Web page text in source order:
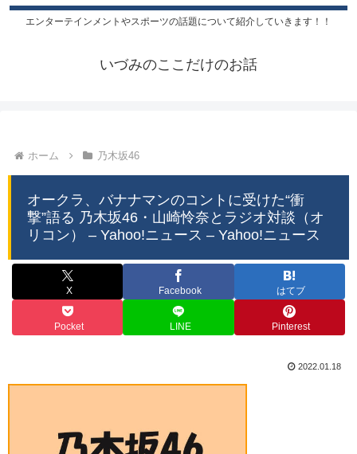
エンターテインメントやスポーツの話題について紹介していきます！！
いづみのここだけのお話
ホーム 乃木坂46
オークラ、バナナマンのコントに受けた“衝
撃”語る 乃木坂46・山崎怜奈とラジオ対談（オ
リコン） – Yahoo!ニュース – Yahoo!ニュース
X Facebook はてブ
Pocket LINE Pinterest
2022.01.18